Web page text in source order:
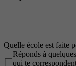
Quelle école est faite
Réponds à
qui te